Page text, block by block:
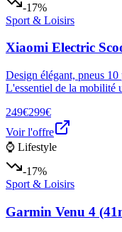
-17%
Sport & Loisirs
Xiaomi Electric
Design élégant, pneus
L'essentiel de la mobilité
249€299€
Voir l'offre
⌚ Lifestyle
-17%
Sport & Loisirs
Garmin Venu 4